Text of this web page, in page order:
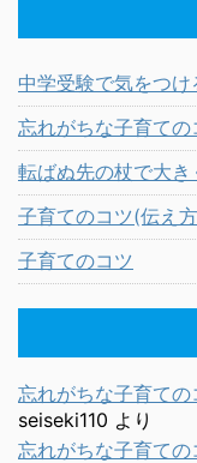
中学受験で気をつ
忘れがちな子育ての
転ばぬ先の杖で大き
子育てのコツ(伝え
子育てのコツ
忘れがちな子育ての
seiseki110 より
忘れがちな子育ての